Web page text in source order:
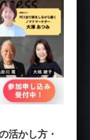
活かし方・